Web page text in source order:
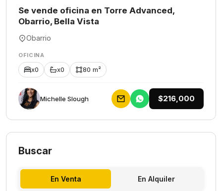
Se vende oficina en Torre Advanced,
Obarrio, Bella Vista
Obarrio
OFICINA
x0 x0 80 m²
Michelle Slough $216,000
Buscar
En Venta En Alquiler